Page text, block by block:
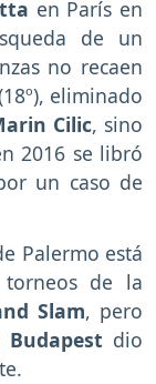
en París en
de un
no recaen
eliminado
Cilic, sino
2016 se libró
un caso de
Palermo está
de la
Slam, pero
Budapest dio